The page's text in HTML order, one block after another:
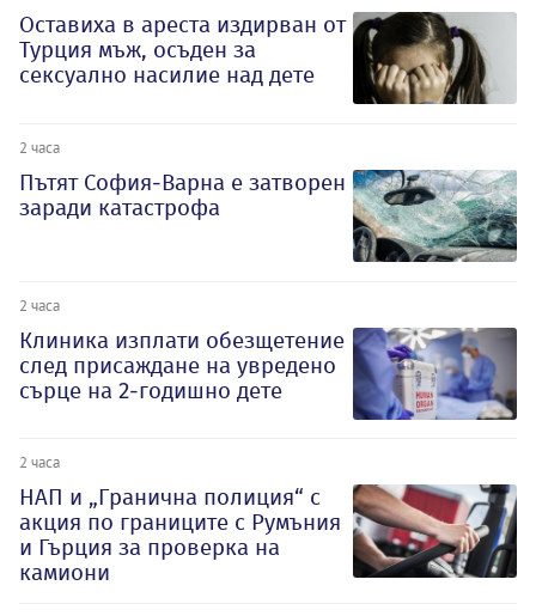
Оставиха в ареста издирван от
Турция мъж, осъден за
сексуално насилие над дете
2 часа
Пътят София-Варна е затворен
заради катастрофа
2 часа
Клиника изплати обезщетение
след присаждане на увредено
сърце на 2-годишно дете
2 часа
НАП и „Гранична полиция“ с
акция по границите с Румъния
и Гърция за проверка на
камиони